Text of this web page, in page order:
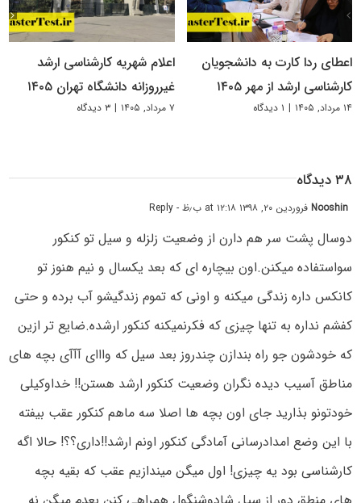
اعطای ردا کارت به دانشجویان
کارشناسی ارشد از مهر ۱۴۰۵
۱۴ مرداد, ۱۴۰۵ | ۱ دیدگاه
اعلام شهریه کارشناسی ارشد
غیرروزانه دانشگاه تهران ۱۴۰۵
۷ مرداد, ۱۴۰۵ | ۳ دیدگاه
۳۸ دیدگاه
Nooshinفروردین ۲۰, ۱۳۹۸ at ۱۲:۱۸ ب٫ظ - Reply
دوسال پشت سر هم دارن از وضعیت زلزله و سیل تو کنکور
سواستفاده میکنن.اون بیچاره ای که بعد یکسال و نیم هنوز تو
کانکس داره زندگی میکنه و اونی که تموم زندگیشو آب برده و حتی
کفشم نداره به تنها چیزی که فکرنمیکنه کنکور ارشده.ضایع تر ازین
که خودشون جو راه بندازن چندروز بعد سیل که وااای آآآی بچه های
مناطق آسیب دیده نگران وضعیت کنکور ارشد هستن!! خداوکیلی
خودتونو بذارید جای اون بچه ها اصلا سه ماهم کنکور عقب بیفته
با این وضع امدادرسانی آمادگی کنکور اونم ارشد!!داری؟؟! حالا اگه
کارشناسی بود یه چیزی! اول میگن میندازیم عقب که بقیه بچه